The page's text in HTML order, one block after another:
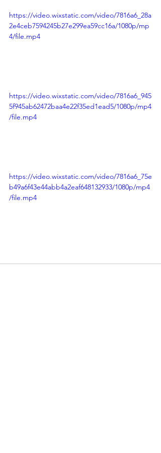
https://video.wixstatic.com/video/7816a6_28a
2e4ceb7594245b27e299ea59cc16a/1080p/mp
4/file.mp4
https://video.wixstatic.com/video/7816a6_945
5f945ab62472baa4e22f35ed1ead5/1080p/mp4
/file.mp4
https://video.wixstatic.com/video/7816a6_75e
b49a6f43e44abb4a2eaf648132933/1080p/mp4
/file.mp4